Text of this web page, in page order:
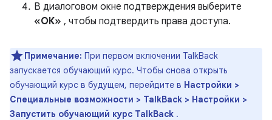
В диалоговом окне подтверждения выберите
«ОК» , чтобы подтвердить права доступа.
Примечание: При первом включении TalkBack
запускается обучающий курс. Чтобы снова открыть
обучающий курс в будущем, перейдите в Настройки >
Специальные возможности > TalkBack > Настройки >
Запустить обучающий курс TalkBack .